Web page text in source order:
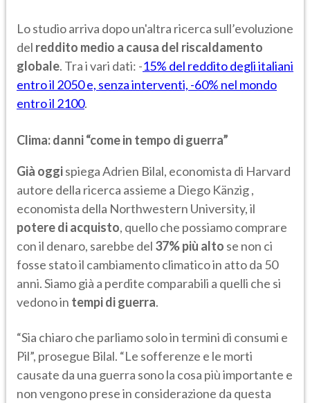
Lo studio arriva dopo un'altra ricerca sull’evoluzione
del reddito medio a causa del riscaldamento
globale. Tra i vari dati: -15% del reddito degli italiani
entro il 2050 e, senza interventi, -60% nel mondo
entro il 2100.
Clima: danni “come in tempo di guerra”
Già oggispiega Adrien Bilal, economista di Harvard
autore della ricerca assieme a Diego Känzig ,
economista della Northwestern University, il
potere di acquisto, quello che possiamo comprare
con il denaro, sarebbe del 37% più alto se non ci
fosse stato il cambiamento climatico in atto da 50
anni. Siamo già a perdite comparabili a quelli che si
vedono in tempi di guerra.
“Sia chiaro che parliamo solo in termini di consumi e
Pil”, prosegue Bilal. “Le sofferenze e le morti
causate da una guerra sono la cosa più importante e
non vengono prese in considerazione da questa